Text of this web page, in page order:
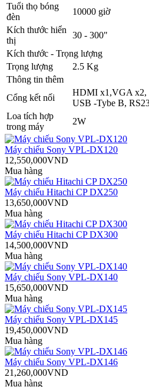
Tuổi thọ bóng
đèn
10000 giờ
Kích thước hiển
thị
30 - 300"
Kích thước - Trọng lượng
Trọng lượng
2.5 Kg
Thông tin thêm
Cổng kết nối
HDMI x1,VGA x2,
USB -Tybe B,
Loa tích hợp
trong máy
2W
Máy chiếu Sony VPL-DX120
12,550,000VND
Mua hàng
Máy chiếu Hitachi CP DX250
13,650,000VND
Mua hàng
Máy chiếu Hitachi CP DX300
14,500,000VND
Mua hàng
Máy chiếu Sony VPL-DX140
15,650,000VND
Mua hàng
Máy chiếu Sony VPL-DX145
19,450,000VND
Mua hàng
Máy chiếu Sony VPL-DX146
21,260,000VND
Mua hàng